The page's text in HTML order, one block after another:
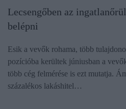
Lecsengőben az
belépni
Esik a vevők rohama, több
pozícióba kerültek júniusban a
több cég felmérése is ezt mutatja.
százalékos lakáshitel…